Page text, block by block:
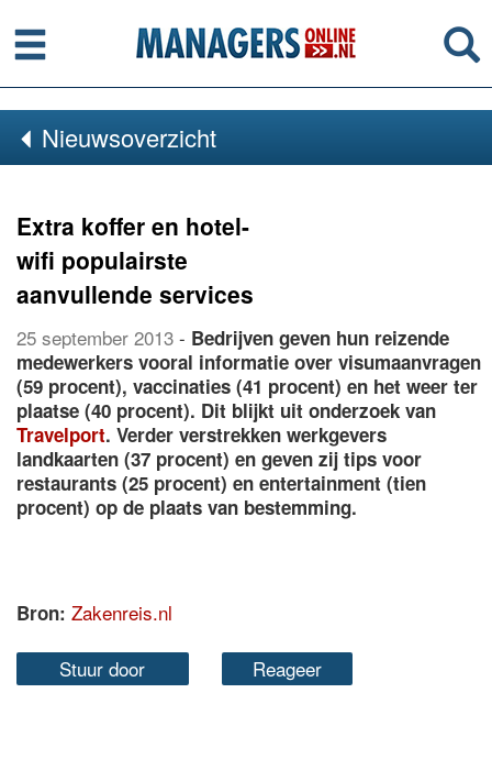
Menu
Nieuwsoverzicht
Extra koffer en hotel-
wifi populairste
aanvullende services
25 september 2013 - Bedrijven geven hun reizende
medewerkers vooral informatie over visumaanvragen
(59 procent), vaccinaties (41 procent) en het weer ter
plaatse (40 procent). Dit blijkt uit onderzoek van
Travelport. Verder verstrekken werkgevers
landkaarten (37 procent) en geven zij tips voor
restaurants (25 procent) en entertainment (tien
procent) op de plaats van bestemming.
Bron: Zakenreis.nl
Stuur door Reageer